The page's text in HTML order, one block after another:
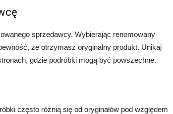
sprzedawcy. Wybierając renomowany
że otrzymasz oryginalny produkt. Unikaj
gdzie podróbki mogą być powszechne.
często różnią się od oryginałów pod względem